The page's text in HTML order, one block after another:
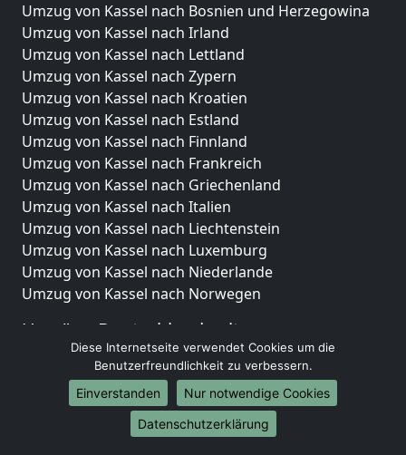
Umzug von Kassel nach Bosnien und Herzegowina
Umzug von Kassel nach Irland
Umzug von Kassel nach Lettland
Umzug von Kassel nach Zypern
Umzug von Kassel nach Kroatien
Umzug von Kassel nach Estland
Umzug von Kassel nach Finnland
Umzug von Kassel nach Frankreich
Umzug von Kassel nach Griechenland
Umzug von Kassel nach Italien
Umzug von Kassel nach Liechtenstein
Umzug von Kassel nach Luxemburg
Umzug von Kassel nach Niederlande
Umzug von Kassel nach Norwegen
Umzüge-Deutschlandweit
Umzug von Kassel nach Berlin
Umzug von Kassel nach Hamburg
Umzug von Kassel nach München
Umzug von Kassel nach Köln
Diese Internetseite verwendet Cookies um die
Benutzerfreundlichkeit zu verbessern.
Einverstanden
Nur notwendige Cookies
Datenschutzerklärung